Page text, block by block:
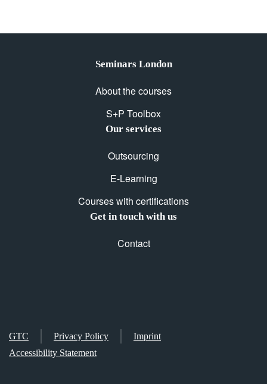
Seminars London
About the courses
S+P Toolbox
Our services
Outsourcing
E-Learning
Courses with certifications
Get in touch with us
Contact
GTC Privacy Policy
Imprint
Accessibility Statement